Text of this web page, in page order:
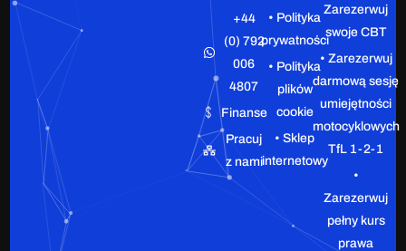
+44
(0) 792
006
4807
Finanse
Pracuj
z nami
• Polityka
prywatności
• Polityka
plików
cookie
• Sklep
internetowy
Zarezerwuj
swoje CBT
• Zarezerwuj
darmową sesję
umiejętności
motocyklowych
TfL 1-2-1
•
Zarezerwuj
pełny kurs
prawa